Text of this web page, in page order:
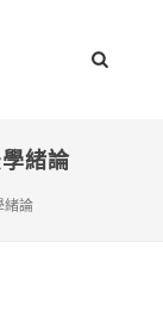
緒論
緒論